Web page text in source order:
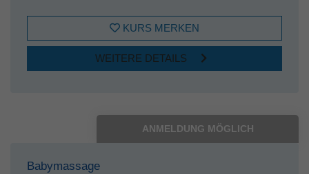
KURS MERKEN
WEITERE DETAILS
ANMELDUNG MÖGLICH
Babymassage